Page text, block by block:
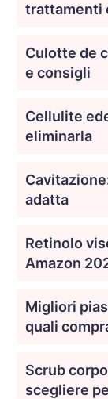
trattamenti
Culotte de
e consigli
Cellulite
eliminarla
adatta
Retinolo
Amazon
Migliori
quali
Scrub
scegliere